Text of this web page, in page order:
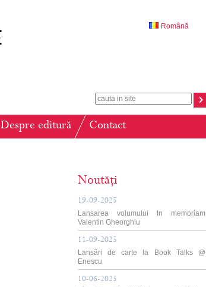
Română
Despre editură Contact
Noutăți
19-09-2025
Lansarea volumului In memoriam
Valentin Gheorghiu
11-09-2025
Lansări de carte la Book Talks @
Enescu
10-06-2025